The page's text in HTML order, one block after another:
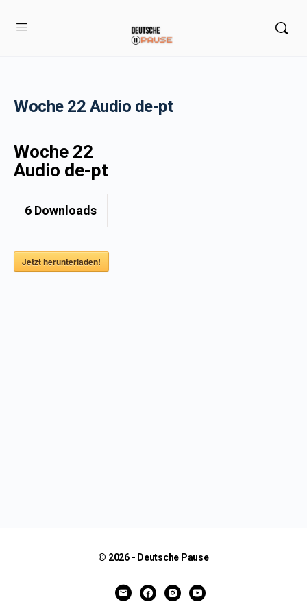
Woche 22 Audio de-pt
Woche 22
Audio de-pt
6 Downloads
Jetzt herunterladen!
© 2026 - Deutsche Pause